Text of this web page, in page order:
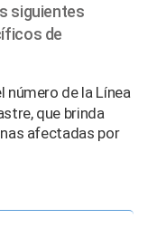
siguientes
de
número de la Línea
que brinda
afectadas por